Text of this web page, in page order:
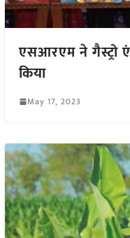
एसआरएम ने गैस्ट्रो
किया
May 17, 2023